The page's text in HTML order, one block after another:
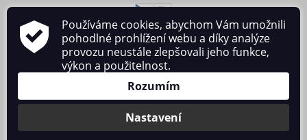
O nás Obchodní podmínky
Ochrana osobních údajů
Kontakt
Přihlásit se/Registrace
Používáme cookies, abychom Vám umožnili
pohodlné prohlížení webu a díky analýze
provozu neustále zlepšovali jeho funkce,
výkon a použitelnost.
Rozumím
Nastavení